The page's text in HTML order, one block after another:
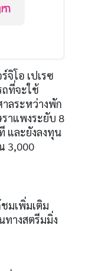
า
จิโอ เปเรซ
ที่จะใช้
ลระหว่างพัก
าแพงระยับ 8
และยังลงทุน
3,000
มเพิ่มเติม
างสตรีมมิ่ง